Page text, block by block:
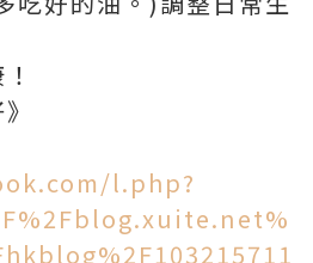
l.php?